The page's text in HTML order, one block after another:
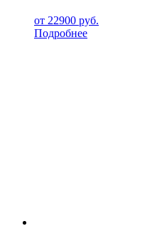
от 22900 руб.
Подробнее